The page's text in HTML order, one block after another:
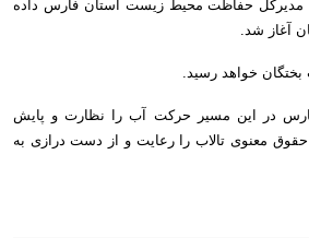
مدیرکل حفاظت محیط زیست استان فارس داده
بختگان خواهد رسید.
در این مسیر حرکت آب را نظارت و‌ پایش
معنوی تالاب را رعایت و از دست درازی به